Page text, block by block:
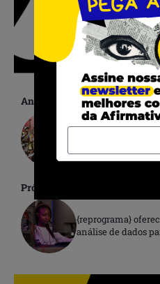
Anterior
Projeto Boca de
para áreas
Próximo
{reprograma}
análise de dados